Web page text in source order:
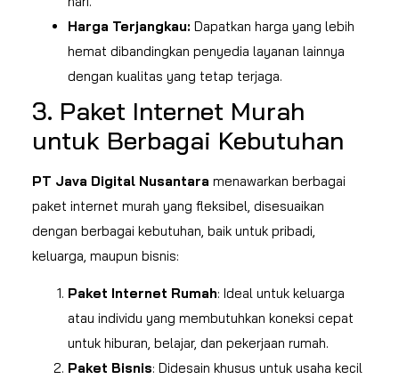
Harga Terjangkau: Dapatkan harga yang lebih
hemat dibandingkan penyedia layanan lainnya
dengan kualitas yang tetap terjaga.
3. Paket Internet Murah
untuk Berbagai Kebutuhan
PT Java Digital Nusantara menawarkan berbagai
paket internet murah yang fleksibel, disesuaikan
dengan berbagai kebutuhan, baik untuk pribadi,
keluarga, maupun bisnis:
Paket Internet Rumah: Ideal untuk keluarga
atau individu yang membutuhkan koneksi cepat
untuk hiburan, belajar, dan pekerjaan rumah.
Paket Bisnis: Didesain khusus untuk usaha kecil